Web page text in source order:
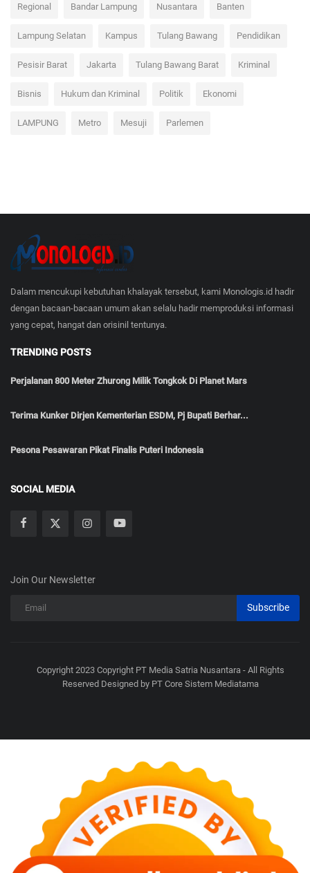
Regional Bandar Lampung Nusantara Banten
Lampung Selatan Kampus Tulang Bawang Pendidikan
Pesisir Barat Jakarta Tulang Bawang Barat Kriminal
Bisnis Hukum dan Kriminal Politik Ekonomi
LAMPUNG Metro Mesuji Parlemen
Dalam mencukupi kebutuhan khalayak tersebut, kami Monologis.id hadir
dengan bacaan-bacaan umum akan selalu hadir memproduksi informasi
yang cepat, hangat dan orisinil tentunya.
TRENDING POSTS
Perjalanan 800 Meter Zhurong Milik Tongkok Di Planet Mars
Terima Kunker Dirjen Kementerian ESDM, Pj Bupati Berhar...
Pesona Pesawaran Pikat Finalis Puteri Indonesia
SOCIAL MEDIA
Join Our Newsletter
Subscribe
Copyright 2023 Copyright PT Media Satria Nusantara - All Rights
Reserved Designed by PT Core Sistem Mediatama